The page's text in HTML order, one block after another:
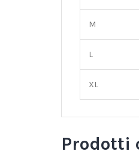
M
L
XL
Prodotti